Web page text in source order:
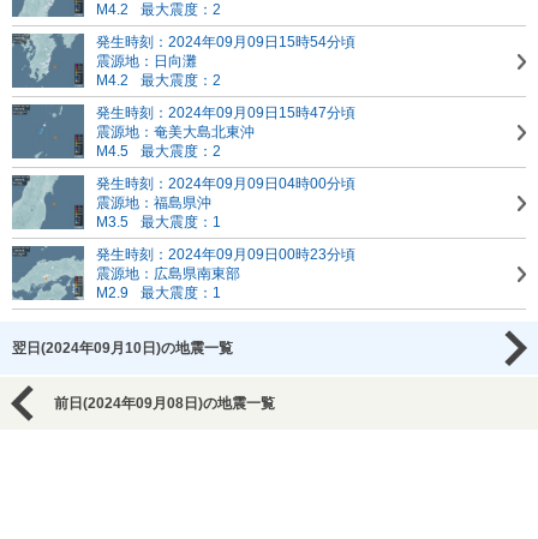
M4.2
最大震度：2
発生時刻：2024年09月09日15時54分頃
震源地：日向灘
M4.2
最大震度：2
発生時刻：2024年09月09日15時47分頃
震源地：奄美大島北東沖
M4.5
最大震度：2
発生時刻：2024年09月09日04時00分頃
震源地：福島県沖
M3.5
最大震度：1
発生時刻：2024年09月09日00時23分頃
震源地：広島県南東部
M2.9
最大震度：1
翌日(2024年09月10日)の地震一覧
前日(2024年09月08日)の地震一覧